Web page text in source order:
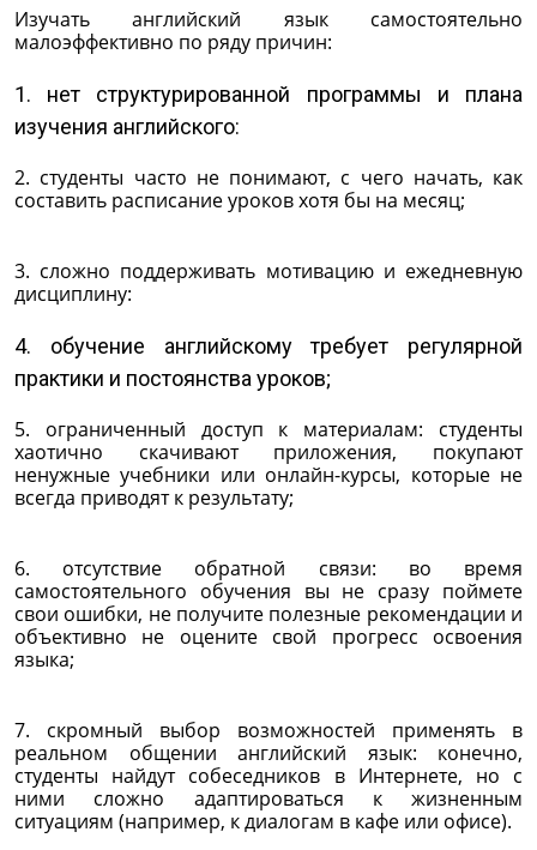
Изучать английский язык самостоятельно
малоэффективно по ряду причин:
1. нет структурированной программы и плана
изучения английского:
2. студенты часто не понимают, с чего начать, как
составить расписание уроков хотя бы на месяц;
3. сложно поддерживать мотивацию и ежедневную
дисциплину:
4. обучение английскому требует регулярной
практики и постоянства уроков;
5. ограниченный доступ к материалам: студенты
хаотично скачивают приложения, покупают
ненужные учебники или онлайн-курсы, которые не
всегда приводят к результату;
6. отсутствие обратной связи: во время
самостоятельного обучения вы не сразу поймете
свои ошибки, не получите полезные рекомендации и
объективно не оцените свой прогресс освоения
языка;
7. скромный выбор возможностей применять в
реальном общении английский язык: конечно,
студенты найдут собеседников в Интернете, но с
ними сложно адаптироваться к жизненным
ситуациям (например, к диалогам в кафе или офисе).